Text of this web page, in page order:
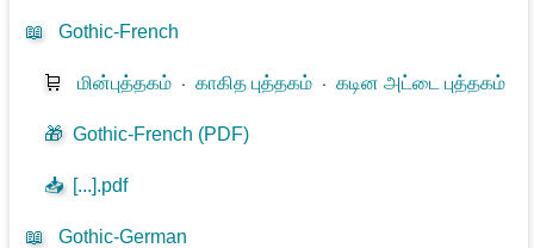
📖 Gothic-French
🛒 மின்புத்தகம் ⋅காகித புத்தகம் ⋅கடின அட்டை புத்தகம்
🎁 Gothic-French (PDF)
📥 [...].pdf
📖 Gothic-German